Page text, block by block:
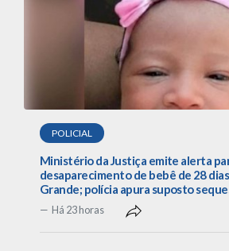
POLICIAL
Ministério da Justiça emite alerta
desaparecimento de bebê de 28
Grande; polícia apura suposto
Há 23 horas